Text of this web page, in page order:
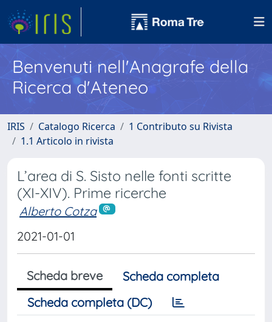
Benvenuti nell'Anagrafe della
Ricerca d'Ateneo
IRIS Catalogo Ricerca
1 Contributo su Rivista
1.1 Articolo in rivista
L’area di S. Sisto nelle fonti scritte
(XI-XIV). Prime ricerche
Alberto Cotza
2021-01-01
Scheda breve
Scheda completa
Scheda completa (DC)